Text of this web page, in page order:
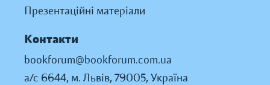
Презентаційні матеріали
Контакти
bookforum@bookforum.com.ua
а/с 6644, м. Львів, 79005, Україна